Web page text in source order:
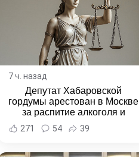
7 ч. назад
Депутат Хабаровской
гордумы арестован в Москве
за распитие алкоголя и
неповиновение полиции -
Новости Хабаровска и
271 54 39